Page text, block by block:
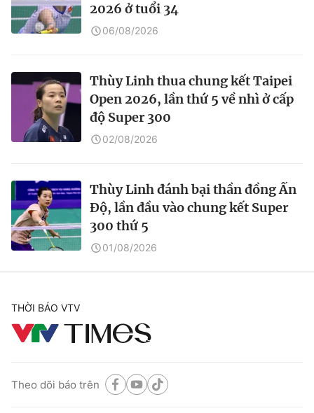
2026 ở tuổi 34
06/08/2026
Thùy Linh thua chung kết Taipei
Open 2026, lần thứ 5 về nhì ở cấp
độ Super 300
02/08/2026
Thùy Linh đánh bại thần đồng Ấn
Độ, lần đầu vào chung kết Super
300 thứ 5
01/08/2026
THỜI BÁO VTV
Theo dõi báo trên